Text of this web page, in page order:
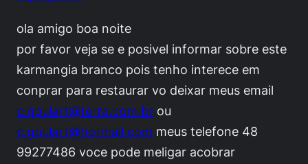
ola amigo boa noite
por favor veja se e posivel informar sobre este
karmangia branco pois tenho interece em
conprar para restaurar vo deixar meus email
c.goulart@terra.com.br ou
c.goulart@hotmail.com meus telefone 48
99277486 voce pode meligar acobrar